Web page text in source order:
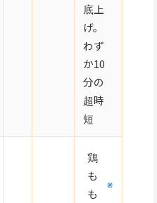
底上
げ。
わず
か10
分の
超時
短
鶏
も
も